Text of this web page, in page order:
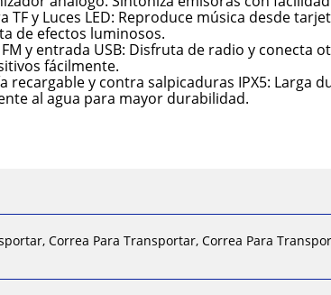
TF y Luces LED: Reproduce música desde
de efectos luminosos.
y entrada USB: Disfruta de radio y conecta
fácilmente.
recargable y contra salpicaduras IPX5: Larga
al agua para mayor durabilidad.
Correa Para Transportar, Correa Para